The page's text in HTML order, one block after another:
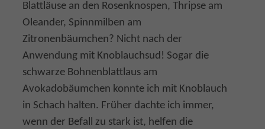
Blattläuse an den Rosenknospen, Thripse am
Oleander, Spinnmilben am
Zitronenbäumchen? Nicht nach der
Anwendung mit Knoblauchsud! Sogar die
schwarze Bohnenblattlaus am
Avokadobäumchen konnte ich mit Knoblauch
in Schach halten. Früher dachte ich immer,
wenn der Befall zu stark ist, helfen die